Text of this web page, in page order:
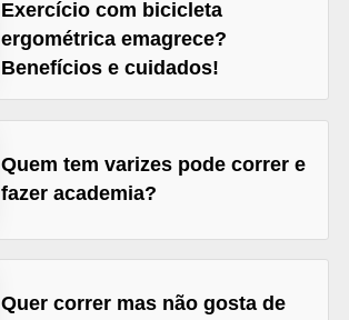
Exercício com bicicleta
ergométrica emagrece?
Benefícios e cuidados!
Quem tem varizes pode correr e
fazer academia?
Quer correr mas não gosta de